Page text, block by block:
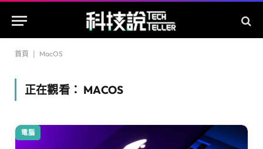
首頁 MacOS
正在觀看： MACOS
電腦